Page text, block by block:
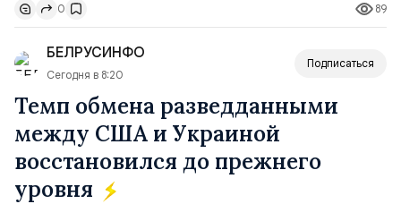
транзакций, которые обеспечили 42,2% денежного
объёма всего российского рынка слияний и
поглощений. Крупнейшей ...
0 89
БЕЛРУСИНФО
Сегодня в 8:20
Подписаться
Темп обмена разведданными
между США и Украиной
восстановился до прежнего
уровня